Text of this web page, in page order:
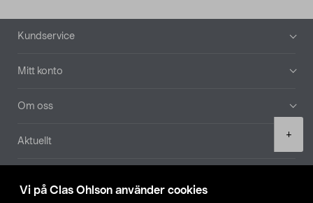
Vi på Clas Ohlson använder cookies
+
Sidfot
Kundservice
Mitt konto
Om oss
Aktuellt